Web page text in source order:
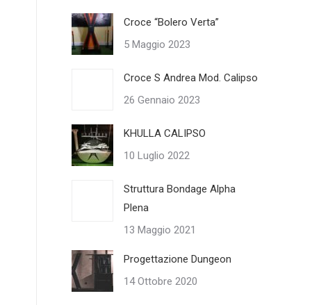
Croce “Bolero Verta”
5 Maggio 2023
Croce S Andrea Mod. Calipso
26 Gennaio 2023
KHULLA CALIPSO
10 Luglio 2022
Struttura Bondage Alpha
Plena
13 Maggio 2021
Progettazione Dungeon
14 Ottobre 2020